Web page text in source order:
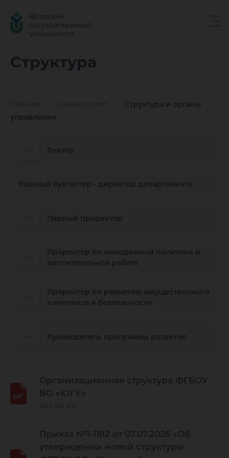
Структура
Структура и органы
управления
Ректор
Главный бухгалтер - директор департамента
Первый проректор
Проректор по молодежной политике и
воспитательной работе
Проректор по развитию имущественного
комплекса и безопасности
Руководитель программы развития
Организационная структура ФГБОУ
ВО «ЮГУ»
Приказ №1-1182 от 07.07.2026 «Об
утверждении новой структуры